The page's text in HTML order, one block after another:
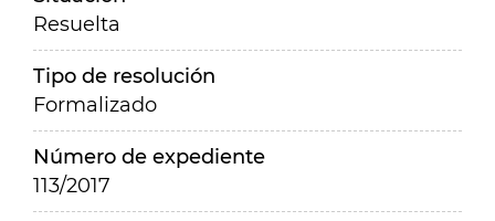
Resuelta
Tipo de resolución
Formalizado
Número de expediente
113/2017